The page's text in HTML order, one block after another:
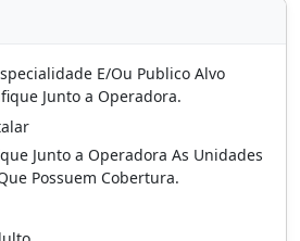
E/Ou Publico Alvo
Junto a Operadora.
Junto a Operadora As Unidades
Possuem Cobertura.